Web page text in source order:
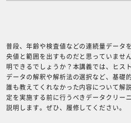
普段、年齢や検査値などの連続量データ
央値と範囲を出すものだと思っていませ
明できるでしょうか？本講義では、ヒス
データの解釈や解析法の選択など、基礎
誰も教えてくれなかった内容について解
定を実施する前に行うべきデータクリー
説明します。ぜひ、履修してください。